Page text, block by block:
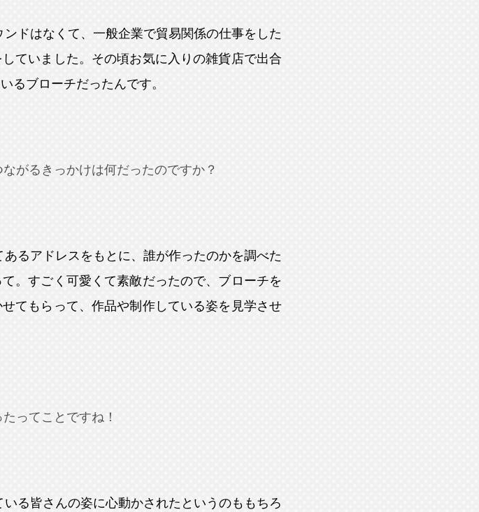
ドはなくて、一般企業で貿易関係の仕事をした
ていました。その頃お気に入りの雑貨店で出合
るブローチだったんです。
がるきっかけは何だったのですか？
るアドレスをもとに、誰が作ったのかを調べた
。すごく可愛くて素敵だったので、ブローチを
てもらって、作品や制作している姿を見学させ
ってことですね！
る皆さんの姿に心動かされたというのももちろ